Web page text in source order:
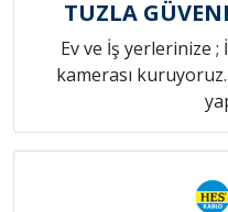
TUZLA
Ev ve İş yerlerinize ;
kamerası